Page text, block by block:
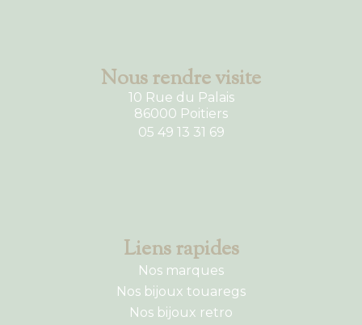
Nous rendre visite
10 Rue du Palais
86000 Poitiers
05 49 13 31 69
Liens rapides
Nos marques
Nos bijoux touaregs
Nos bijoux retro